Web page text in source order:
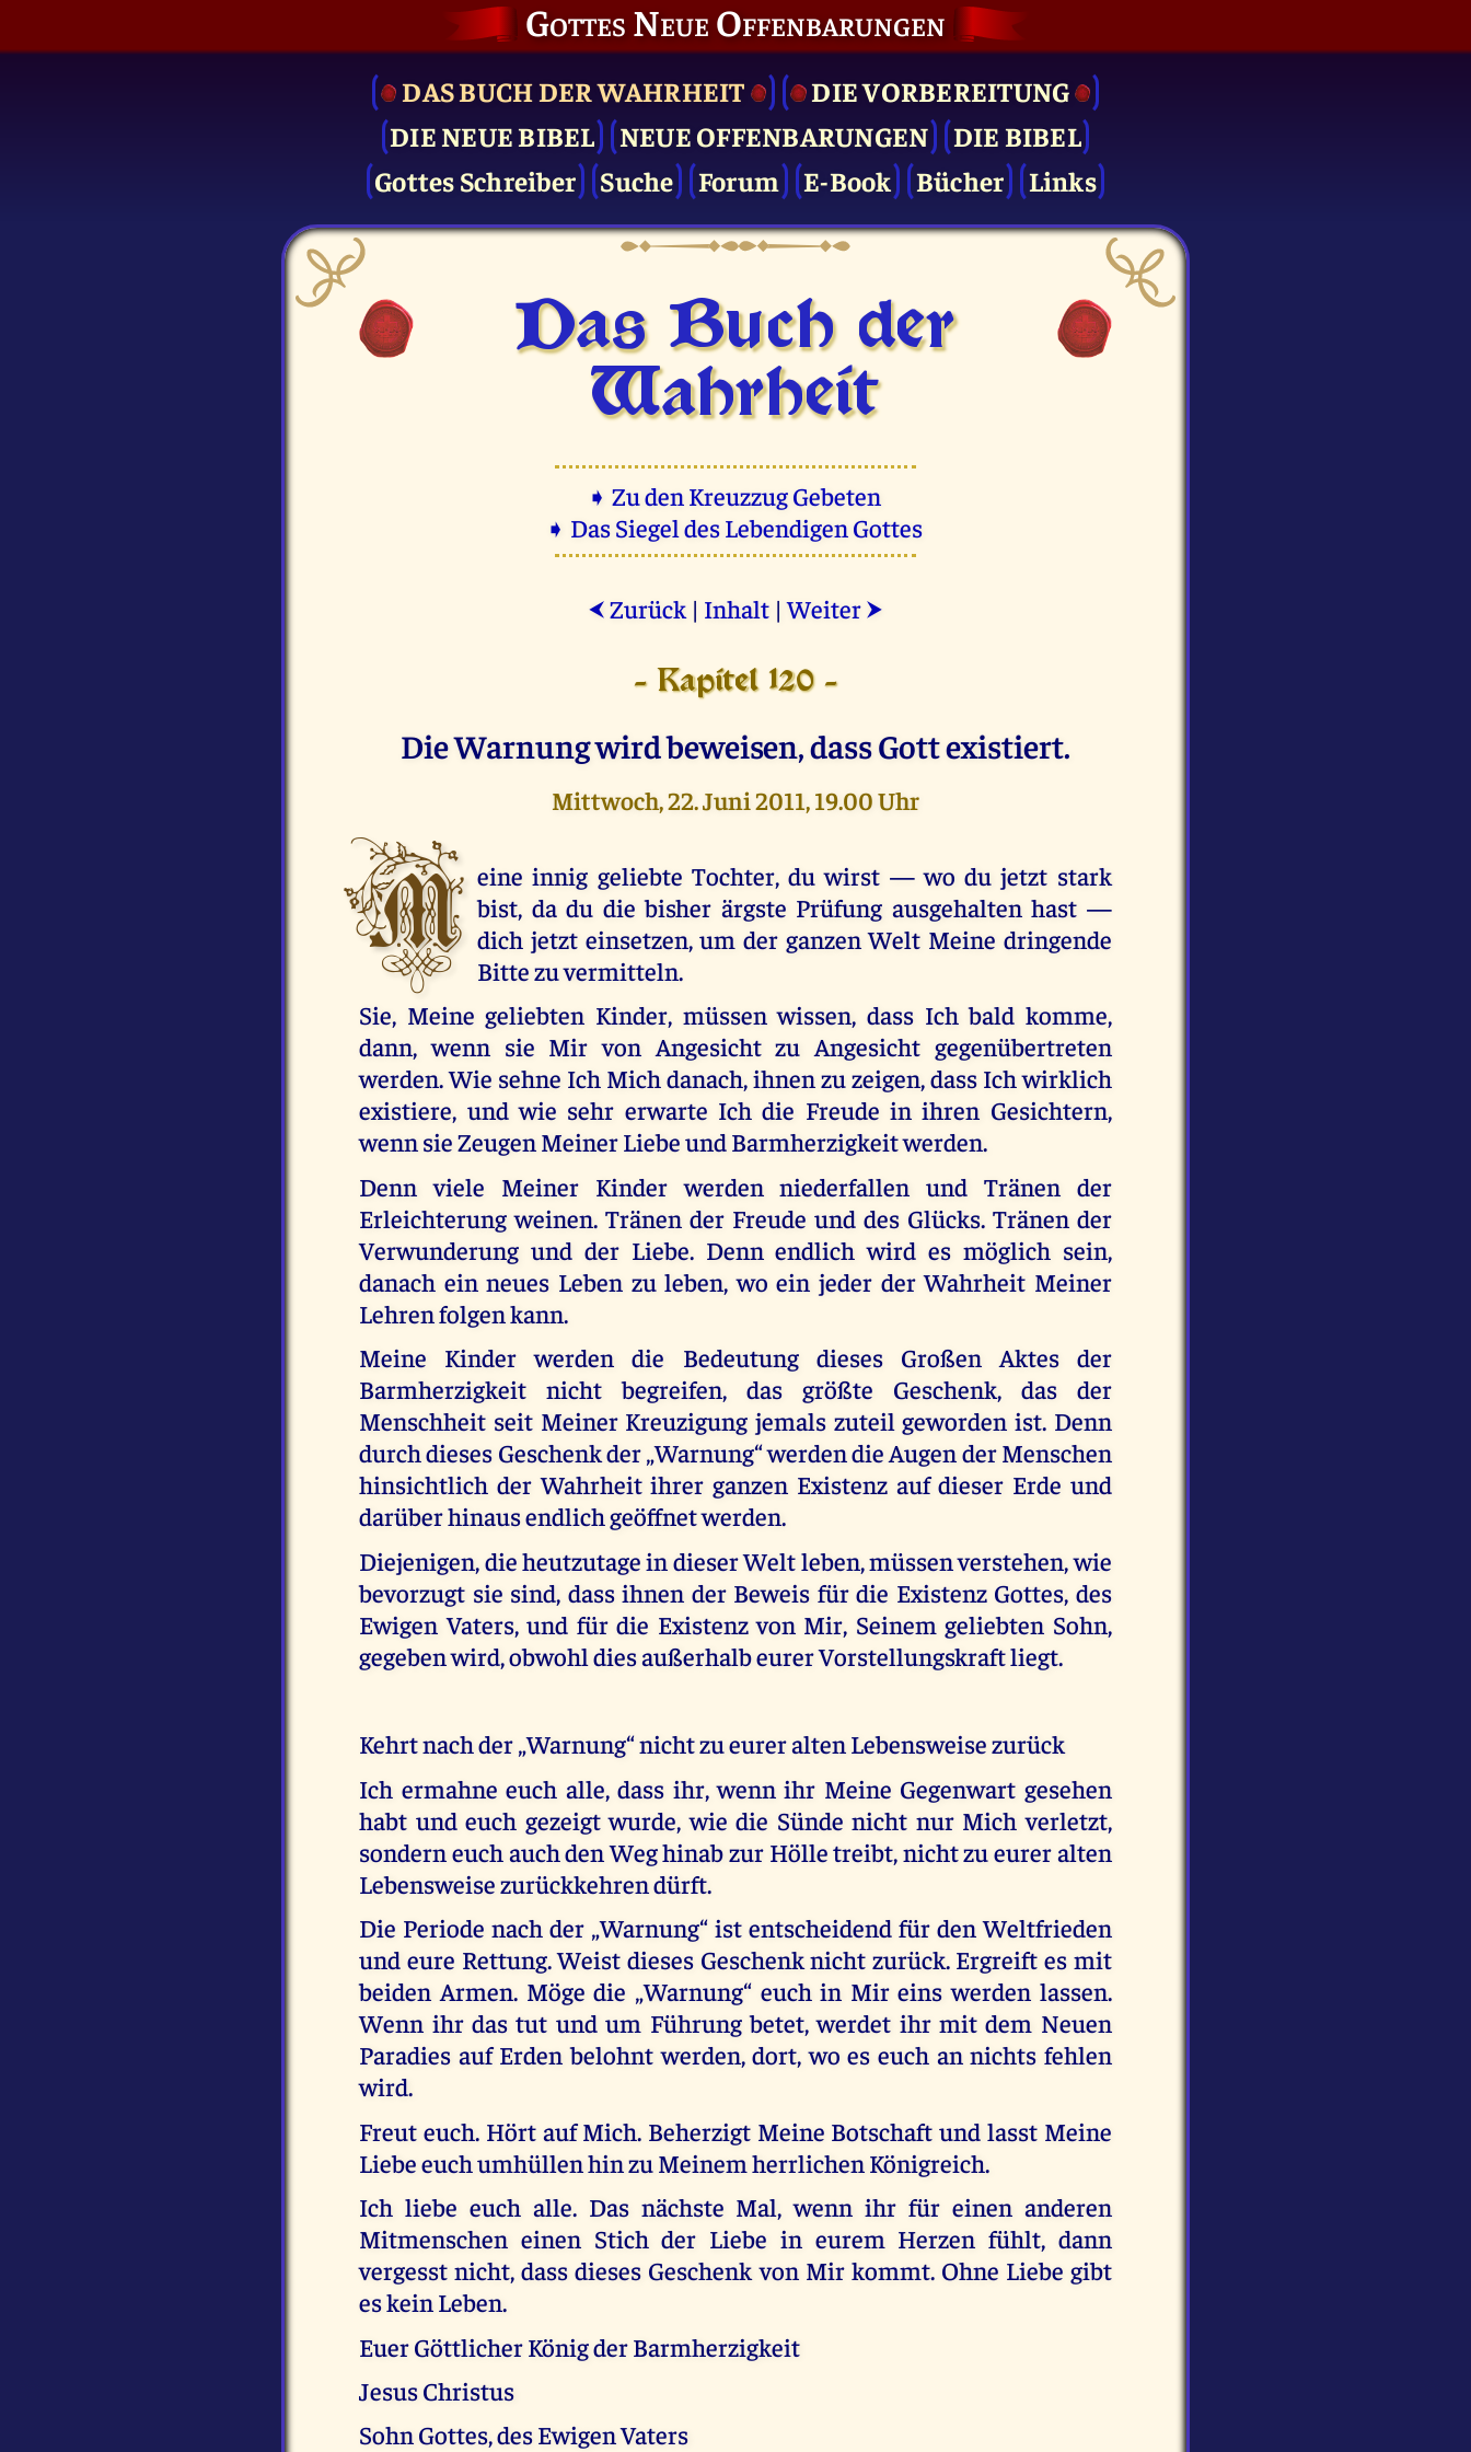
Gottes Neue Offenbarungen
DAS BUCH DER WAHRHEIT
DIE VOR­BEREITUNG
DIE NEUE BIBEL
NEUE OFFENBARUNGEN
DIE BIBEL
Gottes Schreiber
Suche Forum E-Book Bücher Links
Das Buch der
Wahrheit
➧ Zu den Kreuzzug Gebeten
➧ Das Siegel des Lebendigen Gottes
⮜ Zurück | Inhalt |Weiter ⮞
- Kapitel 120 -
Die Warnung wird beweisen, dass Gott existiert.
Mittwoch, 22. Juni 2011, 19.00 Uhr
M eine innig geliebte Tochter, du wirst — wo du jetzt stark
bist, da du die bisher ärgste Prüfung ausgehalten hast —
dich jetzt einsetzen, um der ganzen Welt Meine dringende
Bitte zu vermitteln.
Sie, Meine geliebten Kinder, müssen wissen, dass Ich bald komme,
dann, wenn sie Mir von Angesicht zu Angesicht gegenübertreten
werden. Wie sehne Ich Mich danach, ihnen zu zeigen, dass Ich wirklich
existiere, und wie sehr erwarte Ich die Freude in ihren Gesichtern,
wenn sie Zeugen Meiner Liebe und Barmherzigkeit werden.
Denn viele Meiner Kinder werden niederfallen und Tränen der
Erleichterung weinen. Tränen der Freude und des Glücks. Tränen der
Verwunderung und der Liebe. Denn endlich wird es möglich sein,
danach ein neues Leben zu leben, wo ein jeder der Wahrheit Meiner
Lehren folgen kann.
Meine Kinder werden die Bedeutung dieses Großen Aktes der
Barmherzigkeit nicht begreifen, das größte Geschenk, das der
Menschheit seit Meiner Kreuzigung jemals zuteil geworden ist. Denn
durch dieses Geschenk der „Warnung“ werden die Augen der Menschen
hinsichtlich der Wahrheit ihrer ganzen Existenz auf dieser Erde und
darüber hinaus endlich geöffnet werden.
Diejenigen, die heutzutage in dieser Welt leben, müssen verstehen, wie
bevorzugt sie sind, dass ihnen der Beweis für die Existenz Gottes, des
Ewigen Vaters, und für die Existenz von Mir, Seinem geliebten Sohn,
gegeben wird, obwohl dies außerhalb eurer Vorstellungskraft liegt.
Kehrt nach der „Warnung“ nicht zu eurer alten Lebensweise zurück
Ich ermahne euch alle, dass ihr, wenn ihr Meine Gegenwart gesehen
habt und euch gezeigt wurde, wie die Sünde nicht nur Mich verletzt,
sondern euch auch den Weg hinab zur Hölle treibt, nicht zu eurer alten
Lebensweise zurückkehren dürft.
Die Periode nach der „Warnung“ ist entscheidend für den Weltfrieden
und eure Rettung. Weist dieses Geschenk nicht zurück. Ergreift es mit
beiden Armen. Möge die „Warnung“ euch in Mir eins werden lassen.
Wenn ihr das tut und um Führung betet, werdet ihr mit dem Neuen
Paradies auf Erden belohnt werden, dort, wo es euch an nichts fehlen
wird.
Freut euch. Hört auf Mich. Beherzigt Meine Botschaft und lasst Meine
Liebe euch umhüllen hin zu Meinem herrlichen Königreich.
Ich liebe euch alle. Das nächste Mal, wenn ihr für einen anderen
Mitmenschen einen Stich der Liebe in eurem Herzen fühlt, dann
vergesst nicht, dass dieses Geschenk von Mir kommt. Ohne Liebe gibt
es kein Leben.
Euer Göttlicher König der Barmherzigkeit
Jesus Christus
Sohn Gottes, des Ewigen Vaters